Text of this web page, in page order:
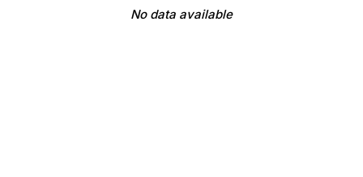
No data available